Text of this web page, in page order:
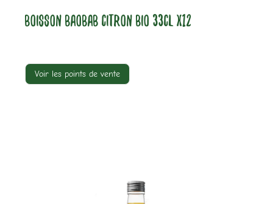
BOISSON BAOBAB CITRON BIO 33CL X12
Voir les points de vente